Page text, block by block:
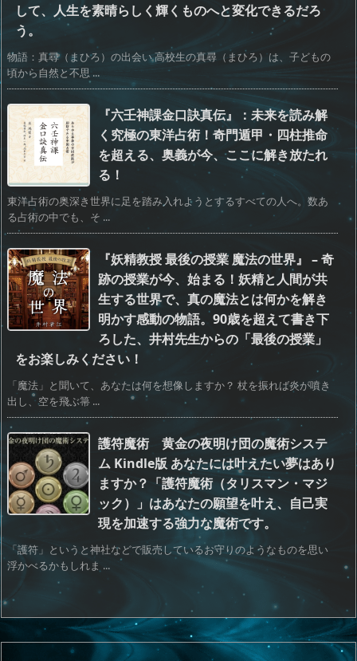
して、人生を素晴らしく輝くものへと変化できるだろ
う。
物語：真尋（まひろ）の出会い 高校生の真尋（まひろ）は、子どもの
頃から自然と不思 ...
『六壬神課金口訣真伝』：未来を読み解
く究極の東洋占術！奇門遁甲・四柱推命
を超える、奥義が今、ここに解き放たれ
る！
東洋占術の奥深き世界に足を踏み入れようとするすべての人へ。数あ
る占術の中でも、そ ...
『妖精教授 最後の授業 魔法の世界』 – 奇
跡の授業が今、始まる！妖精と人間が共
生する世界で、真の魔法とは何かを解き
明かす感動の物語。90歳を超えて書き下
ろした、井村先生からの「最後の授業」
をお楽しみください！
「魔法」と聞いて、あなたは何を想像しますか？ 杖を振れば炎が噴き
出し、空を飛ぶ箒 ...
護符魔術 黄金の夜明け団の魔術システ
ム Kindle版 あなたには叶えたい夢はあり
ますか？「護符魔術（タリスマン・マジ
ック）」はあなたの願望を叶え、自己実
現を加速する強力な魔術です。
「護符」というと神社などで販売しているお守りのようなものを思い
浮かべるかもしれま ...